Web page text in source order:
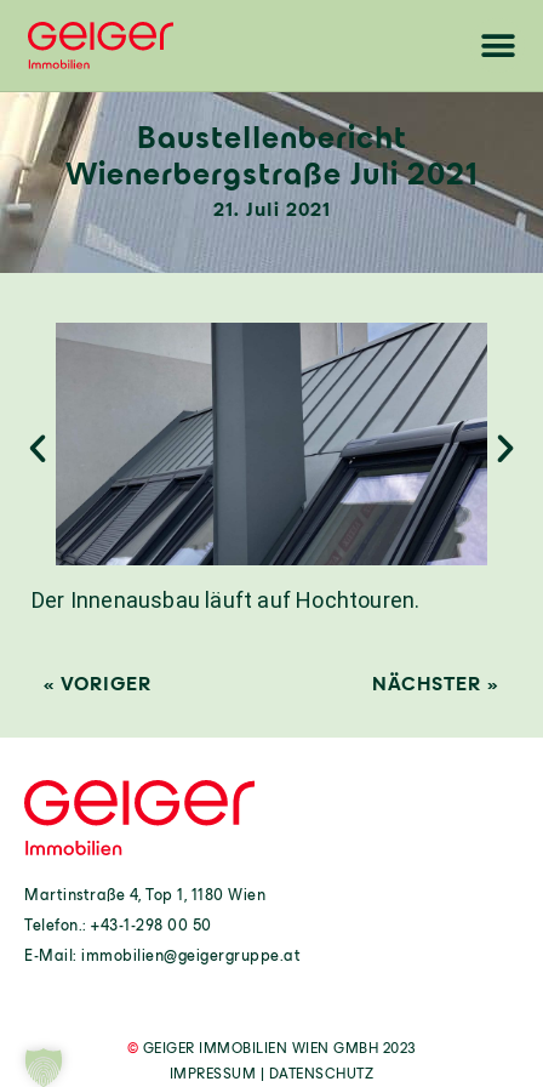
Baustellenbericht
Wienerbergstraße Juli 2021
21. Juli 2021
Der Innenausbau läuft auf Hochtouren.
« VORIGER NÄCHSTER »
Martinstraße 4, Top 1, 1180 Wien
Telefon.: +43-1-298 00 50
E-Mail: immobilien@geigergruppe.at
© GEIGER IMMOBILIEN WIEN GMBH 2023
IMPRESSUM
DATENSCHUTZ